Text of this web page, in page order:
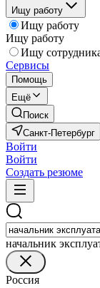
Ищу работу
Ищу работу
Ищу работу
Ищу
Сервисы
Помощь
Ещё
Поиск
Санкт-Петербург
Войти
Войти
Создать резюме
начальник
Россия